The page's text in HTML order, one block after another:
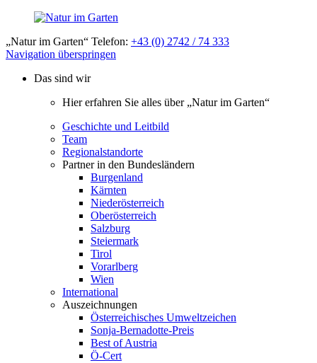
„Natur im Garten“ Telefon: +43 (0) 2742 / 74 333
Navigation überspringen
Das sind wir
Hier erfahren Sie alles über „Natur im Garten“
Geschichte und Leitbild
Team
Regionalstandorte
Partner in den Bundesländern
Burgenland
Kärnten
Niederösterreich
Oberösterreich
Salzburg
Steiermark
Tirol
Vorarlberg
Wien
International
Auszeichnungen
Österreichisches Umweltzeichen
Sonja-Bernadotte-Preis
Best of Austria
Ö-Cert